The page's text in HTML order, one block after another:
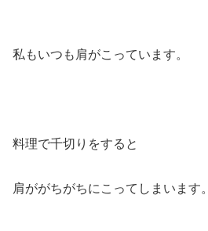
私もいつも肩がこっています。
料理で千切りをすると
肩ががちがちにこってしまいます。